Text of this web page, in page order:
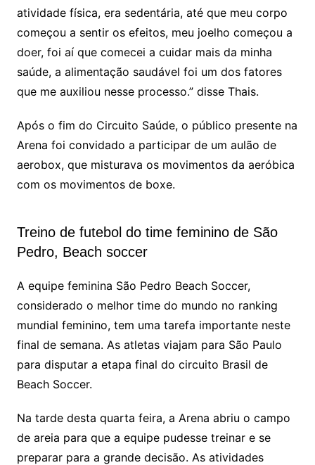
atividade física, era sedentária, até que meu corpo
começou a sentir os efeitos, meu joelho começou a
doer, foi aí que comecei a cuidar mais da minha
saúde, a alimentação saudável foi um dos fatores
que me auxiliou nesse processo.” disse Thais.
Após o fim do Circuito Saúde, o público presente na
Arena foi convidado a participar de um aulão de
aerobox, que misturava os movimentos da aeróbica
com os movimentos de boxe.
Treino de futebol do time feminino de São
Pedro, Beach soccer
A equipe feminina São Pedro Beach Soccer,
considerado o melhor time do mundo no ranking
mundial feminino, tem uma tarefa importante neste
final de semana. As atletas viajam para São Paulo
para disputar a etapa final do circuito Brasil de
Beach Soccer.
Na tarde desta quarta feira, a Arena abriu o campo
de areia para que a equipe pudesse treinar e se
preparar para a grande decisão. As atividades